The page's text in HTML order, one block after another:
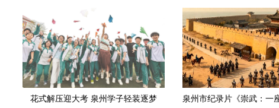
花式解压迎大考 泉州学子轻装逐梦